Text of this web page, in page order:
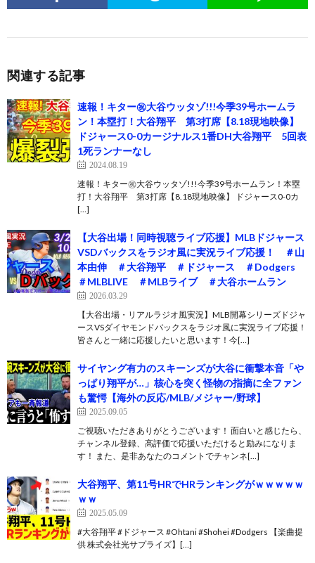
関連する記事
速報！キター㊗️大谷ウッタゾ!!!今季39号ホームラ
ン！本塁打！大谷翔平 第3打席【8.18現地映像】
ドジャース0-0カージナルス1番DH大谷翔平 5回表
1死ランナーなし
2024.08.19
速報！キター㊗️大谷ウッタゾ!!!今季39号ホームラン！本塁
打！大谷翔平 第3打席【8.18現地映像】 ドジャース0-0カ
[…]
【大谷出場！同時視聴ライブ応援】MLBドジャース
VSDバックスをラジオ風に実況ライブ応援！ ＃山
本由伸 ＃大谷翔平 ＃ドジャース ＃Dodgers
＃MLBLIVE ＃MLBライブ ＃大谷ホームラン
2026.03.29
【大谷出場・リアルラジオ風実況】MLB開幕シリーズドジャ
ースVSダイヤモンドバックスをラジオ風に実況ライブ応援！
皆さんと一緒に応援したいと思います！今[…]
サイヤング有力のスキーンズが大谷に衝撃本音「や
っぱり翔平が…」核心を突く怪物の指摘に全ファン
も驚愕【海外の反応/MLB/メジャー/野球】
2025.09.05
ご視聴いただきありがとうございます！ 面白いと感じたら、
チャンネル登録、高評価で応援いただけると励みになりま
す！ また、是非あなたのコメントでチャンネ[…]
大谷翔平、第11号HRでHRランキングがｗｗｗｗｗ
ｗｗ
2025.05.09
#大谷翔平 #ドジャース #Ohtani #Shohei #Dodgers 【楽曲提
供 株式会社光サプライズ】[…]